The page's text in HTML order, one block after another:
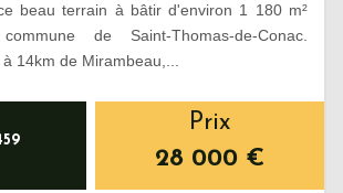
beau terrain à bâtir d'environ 1 180 m²
de Saint-Thomas-de-Conac.
14km de Mirambeau,...
Prix
28 000 €